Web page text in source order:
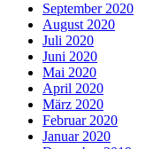
September 2020
August 2020
Juli 2020
Juni 2020
Mai 2020
April 2020
März 2020
Februar 2020
Januar 2020